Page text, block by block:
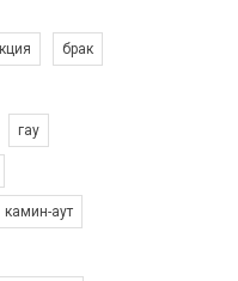
Зупинимо насильство проти ЛГБТ в Україні! Stop violence against LGBT in Ukraine!
на
брак
гау
камин-аут